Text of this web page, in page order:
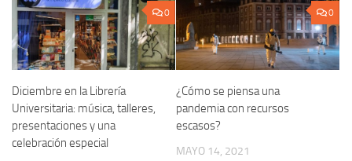
0
Diciembre en la Librería
Universitaria: música, talleres,
presentaciones y una
celebración especial
0
¿Cómo se piensa una
pandemia con recursos
escasos?
MAYO 14, 2021